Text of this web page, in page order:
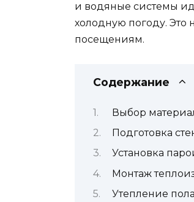
и водяные системы
холодную погоду. Это
посещениям.
Содержание
Выбор
Подготовка
Установка
Монтаж
Утепление